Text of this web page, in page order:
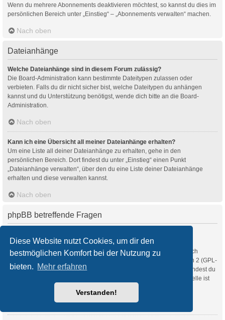
Diese Website nutzt Cookies, um dir den
bestmöglichen Komfort bei der Nutzung zu
bieten. Mehr erfahren
Verstanden!
Wenn du mehrere Abonnements deaktivieren möchtest, so kannst du dies im
persönlichen Bereich unter „Einstieg“ – „Abonnements verwalten“ machen.
Nach oben
Dateianhänge
Welche Dateianhänge sind in diesem Forum zulässig?
Die Board-Administration kann bestimmte Dateitypen zulassen oder
verbieten. Falls du dir nicht sicher bist, welche Dateitypen du anhängen
kannst und du Unterstützung benötigst, wende dich bitte an die Board-
Administration.
Nach oben
Kann ich eine Übersicht all meiner Dateianhänge erhalten?
Um eine Liste all deiner Dateianhänge zu erhalten, gehe in den
persönlichen Bereich. Dort findest du unter „Einstieg“ einen Punkt
„Dateianhänge verwalten“, über den du eine Liste deiner Dateianhänge
erhalten und diese verwalten kannst.
Nach oben
phpBB betreffende Fragen
Diese Software (in ihrer unmodifizierten Fassung) wurde von
phpBB Limited
entwickelt und veröffentlicht. Sie ist urheberrechtlich
geschützt. Sie wurde unter der GNU General Public License, Version 2 (GPL-
2.0) veröffentlicht und kann frei vertrieben werden. Weitere Details findest du
. Eine deutschsprachige Anlaufstelle ist